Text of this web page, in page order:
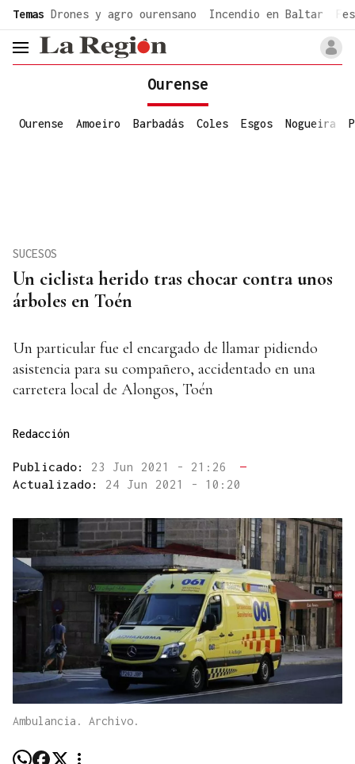
Temas Drones y agro ourensano Incendio en Baltar
header.menu.open
Ourense
Ourense Amoeiro Barbadás Coles Esgos Nogueira
Un ciclista herido tras chocar contra unos
árboles en Toén
SUCESOS
Un particular fue el encargado de llamar pidiendo
asistencia para su compañero, accidentado en una
carretera local de Alongos, Toén
Redacción
Publicado: 23 Jun 2021 - 21:26
—
Actualizado: 24 Jun 2021 - 10:20
Ambulancia. Archivo.